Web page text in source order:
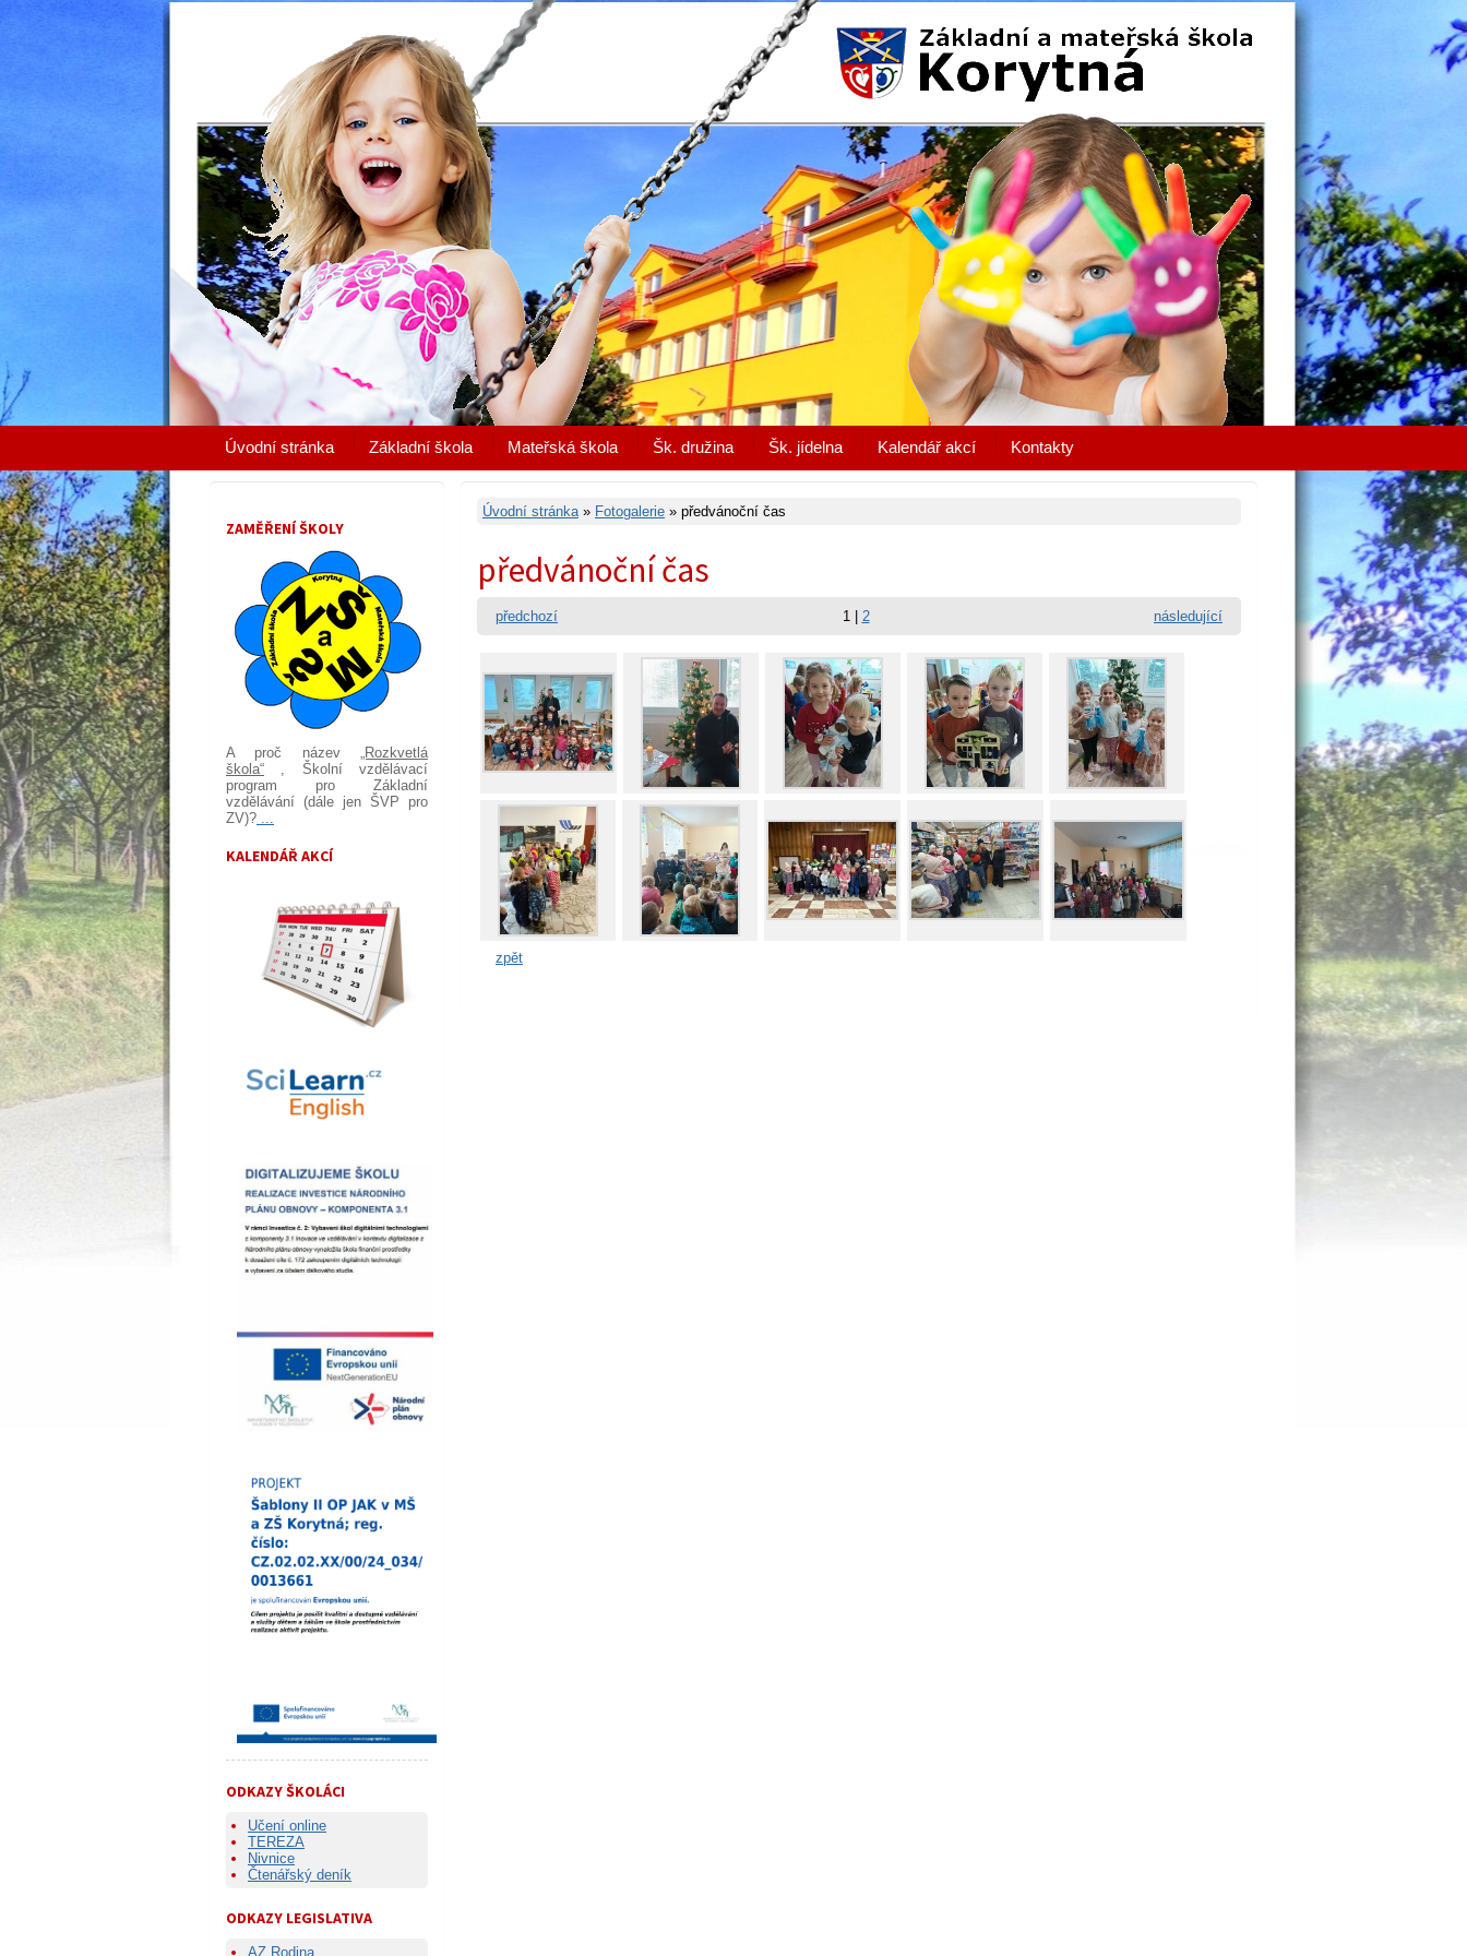
Úvodní stránka Základní škola Mateřská škola Šk. družina Šk. jídelna Kalendář akcí Kontakty
Úvodní stránka» Fotogalerie » předvánoční čas
předvánoční čas
předchozí 1 2 následující
zpět
ZAMĚŘENÍ ŠKOLY
A proč název
„Rozkvetlá
škola“ , Školní vzdělávací
program pro Základní
vzdělávání (dále jen ŠVP pro
ZV)?
KALENDÁŘ AKCÍ
ODKAZY ŠKOLÁCI
Učení online
TEREZA
Nivnice
Čtenářský deník
ODKAZY LEGISLATIVA
AZ Rodina